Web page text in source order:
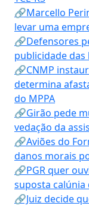
🔗Marcello
levar uma
🔗Defensores
publicidade das
🔗CNMP
determina
do MPPA
🔗Girão pede
vedação da
🔗Aviões do
danos morais
🔗PGR quer
suposta calúnia
🔗Juiz decide